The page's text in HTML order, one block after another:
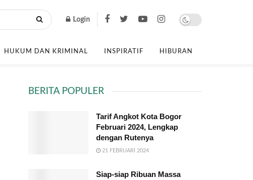
Login
HUKUM DAN KRIMINAL INSPIRATIF HIBURAN
BERITA POPULER
Tarif Angkot Kota Bogor
Februari 2024, Lengkap
dengan Rutenya
21 FEBRUARI 2024
Siap-siap Ribuan Massa